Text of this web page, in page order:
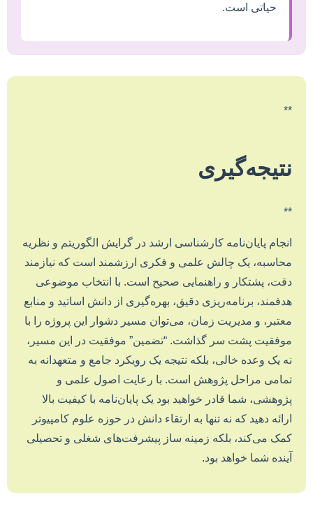
حیاتی است.
**
نتیجه‌گیری
**
انجام پایان‌نامه کارشناسی ارشد در گرایش الگوریتم و نظریه
محاسبه، یک چالش علمی و فکری ارزشمند است که نیازمند
دقت، پشتکار و راهنمایی صحیح است. با انتخاب موضوعی
هدفمند، برنامه‌ریزی دقیق، بهره‌گیری از دانش اساتید و منابع
معتبر، و مدیریت زمان، می‌توان مسیر دشوار این پروژه را با
موفقیت پشت سر گذاشت. “تضمین” موفقیت در این مسیر،
نه یک وعده خالی، بلکه نتیجه یک رویکرد جامع و متعهدانه به
تمامی مراحل پژوهش است. با رعایت اصول علمی و
پژوهشی، شما قادر خواهید بود یک پایان‌نامه با کیفیت بالا
ارائه دهید که نه تنها به ارتقاء دانش در حوزه علوم کامپیوتر
کمک می‌کند، بلکه زمینه ساز پیشرفت‌های شغلی و تحصیلی
آینده شما خواهد بود.